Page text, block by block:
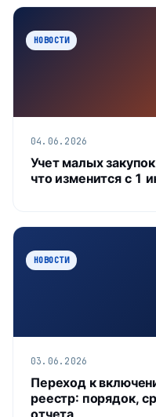
НОВОСТИ
04.06.2026
Учет малых
что изменится с 1
НОВОСТИ
03.06.2026
Переход к
реестр: порядок,